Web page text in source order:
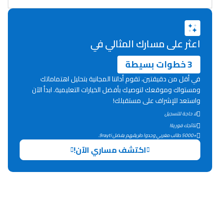
Lycée Maroc
التعليم الثانوي التأهيلي
Collège au Maroc
التعليم الثانوي الإعدادي
اعثر على مسارك المثالي في
3 خطوات بسيطة
في أقل من دقيقتين، تقوم أداتنا المجانية بتحليل اهتماماتك
ومستواك وموقعك لتوصيك بأفضل الخيارات التعليمية. ابدأ الآن
واستعد للإشراف على مستقبلك!
لا حاجة للتسجيل
نتائجك فورية!
+5000 طالب مغربي وجدوا طريقهم بفضل 9rayti.
اكتشف مساري الآن!